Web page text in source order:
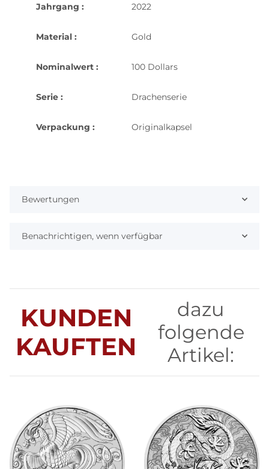
Jahrgang : 2022
Material : Gold
Nominalwert : 100 Dollars
Serie : Drachenserie
Verpackung : Originalkapsel
Bewertungen
Benachrichtigen, wenn verfügbar
KUNDEN
KAUFTEN
dazu
folgende
Artikel: